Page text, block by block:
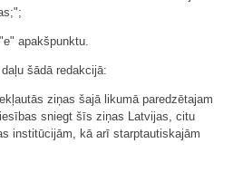
apakšpunktu.
šādā redakcijā:
ziņas šajā likumā paredzētajam
sniegt šīs ziņas Latvijas, citu
institūcijām, kā arī starptautiskajām